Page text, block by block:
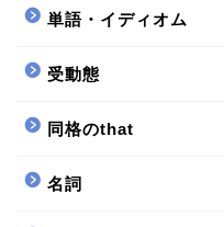
単語・イディオム
受動態
同格のthat
名詞